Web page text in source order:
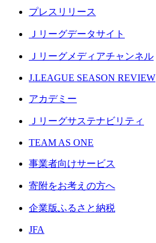
プレスリリース
Ｊリーグデータサイト
Ｊリーグメディアチャンネル
J.LEAGUE SEASON REVIEW
アカデミー
Ｊリーグサステナビリティ
TEAM AS ONE
事業者向けサービス
寄附をお考えの方へ
企業版ふるさと納税
JFA